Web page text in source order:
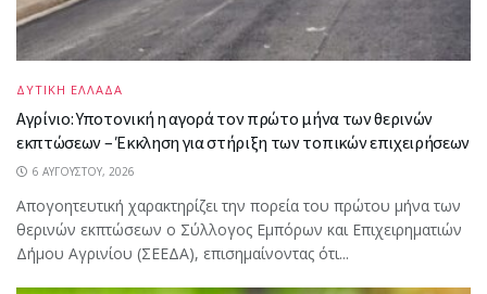
ΔΥΤΙΚΗ ΕΛΛΑΔΑ
Αγρίνιο: Υποτονική η αγορά τον πρώτο μήνα των θερινών
εκπτώσεων – Έκκληση για στήριξη των τοπικών επιχειρήσεων
6 ΑΥΓΟΎΣΤΟΥ, 2026
Απογοητευτική χαρακτηρίζει την πορεία του πρώτου μήνα των
θερινών εκπτώσεων ο Σύλλογος Εμπόρων και Επιχειρηματιών
Δήμου Αγρινίου (ΣΕΕΔΑ), επισημαίνοντας ότι...